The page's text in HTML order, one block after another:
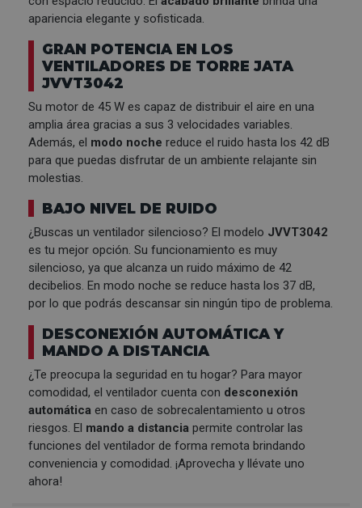
apariencia elegante y sofisticada.
GRAN POTENCIA EN LOS
VENTILADORES DE TORRE JATA
JVVT3042
Su motor de 45 W es capaz de distribuir el aire en una
amplia área gracias a sus 3 velocidades variables.
Además, el modo noche reduce el ruido hasta los 42 dB
para que puedas disfrutar de un ambiente relajante sin
molestias.
BAJO NIVEL DE RUIDO
¿Buscas un ventilador silencioso? El modelo JVVT3042
es tu mejor opción. Su funcionamiento es muy
silencioso, ya que alcanza un ruido máximo de 42
decibelios. En modo noche se reduce hasta los 37 dB,
por lo que podrás descansar sin ningún tipo de problema.
DESCONEXIÓN AUTOMÁTICA Y
MANDO A DISTANCIA
¿Te preocupa la seguridad en tu hogar? Para mayor
comodidad, el ventilador cuenta con desconexión
automática en caso de sobrecalentamiento u otros
riesgos. El mando a distancia permite controlar las
funciones del ventilador de forma remota brindando
conveniencia y comodidad. ¡Aprovecha y llévate uno
ahora!